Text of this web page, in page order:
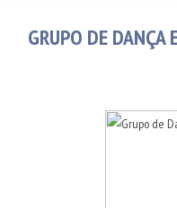
GRUPO DE DANÇA